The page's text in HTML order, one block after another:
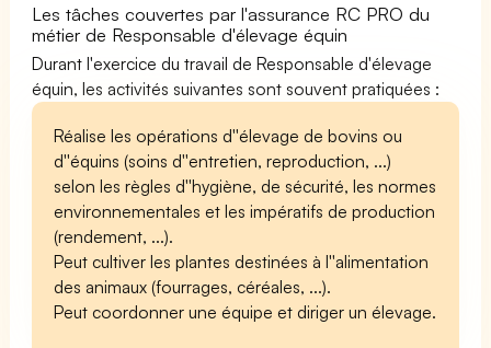
Les tâches couvertes par l'assurance RC PRO du
métier de Responsable d'élevage équin
Durant l'exercice du travail de Responsable d'élevage
équin, les activités suivantes sont souvent pratiquées :
Réalise les opérations d''élevage de bovins ou
d''équins (soins d''entretien, reproduction, ...)
selon les règles d''hygiène, de sécurité, les normes
environnementales et les impératifs de production
(rendement, ...).
Peut cultiver les plantes destinées à l''alimentation
des animaux (fourrages, céréales, ...).
Peut coordonner une équipe et diriger un élevage.